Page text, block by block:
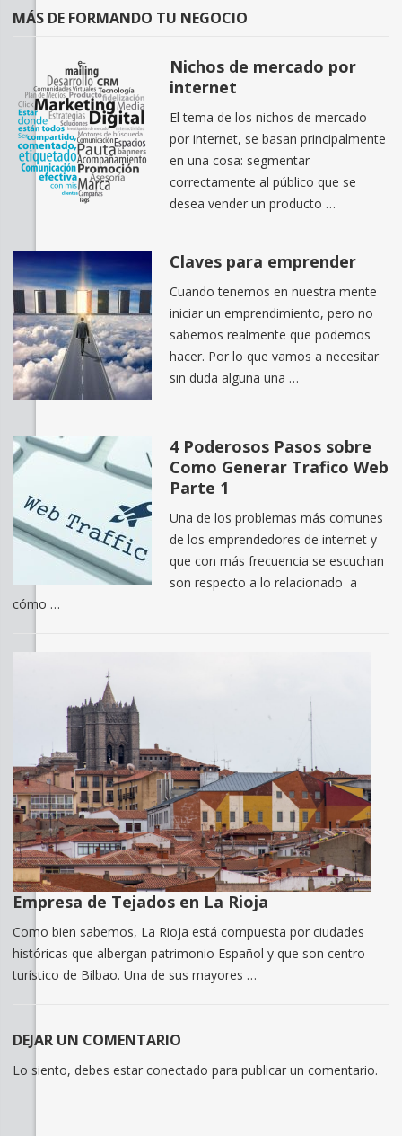
MÁS DE FORMANDO TU NEGOCIO
Nichos de mercado por
internet
El tema de los nichos de mercado
por internet, se basan principalmente
en una cosa: segmentar
correctamente al público que se
desea vender un producto …
Claves para emprender
Cuando tenemos en nuestra mente
iniciar un emprendimiento, pero no
sabemos realmente que podemos
hacer. Por lo que vamos a necesitar
sin duda alguna una …
4 Poderosos Pasos sobre
Como Generar Trafico Web
Parte 1
Una de los problemas más comunes
de los emprendedores de internet y
que con más frecuencia se escuchan
son respecto a lo relacionado a
cómo …
Empresa de Tejados en La Rioja
Como bien sabemos, La Rioja está compuesta por ciudades
históricas que albergan patrimonio Español y que son centro
turístico de Bilbao. Una de sus mayores …
DEJAR UN COMENTARIO
Lo siento, debes estar conectado para publicar un comentario.